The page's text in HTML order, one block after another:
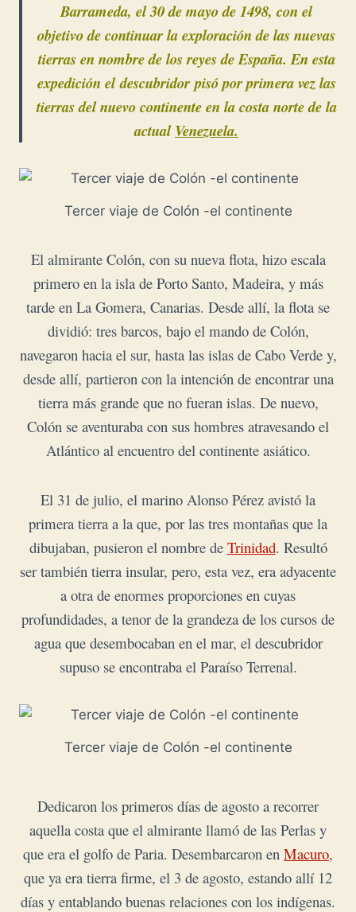
Barrameda, el 30 de mayo de 1498, con el
objetivo de continuar la exploración de las nuevas
tierras en nombre de los reyes de España. En esta
expedición eldescubridorpisó por primera vez las
tierras del nuevo continente en la costa norte de la
actualVenezuela.
Tercer viaje de Colón -el continente
El almirante Colón, con su nueva flota, hizo escala
primero en la isla de Porto Santo, Madeira, y más
tarde en La Gomera, Canarias. Desde allí, la flota se
dividió: tres barcos, bajo el mando de Colón,
navegaron hacia el sur, hasta las islas de Cabo Verde y,
desde allí, partieron con la intención de encontrar una
tierra más grande que no fueran islas. De nuevo,
Colón se aventuraba con sus hombres atravesando el
Atlántico al encuentro del continente asiático.
El 31 de julio, el marino Alonso Pérez avistó la
primera tierra a la que, por las tres montañas que la
dibujaban, pusieron el nombre de Trinidad. Resultó
ser también tierra insular, pero, esta vez, era adyacente
a otra de enormes proporciones en cuyas
profundidades, a tenor de la grandeza de los cursos de
agua que desembocaban en el mar, el descubridor
supuso se encontraba el Paraíso Terrenal.
Tercer viaje de Colón -el continente
Dedicaron los primeros días de agosto a recorrer
aquella costa que el almirante llamó de las Perlas y
que era el golfo de Paria. Desembarcaron en Macuro,
que ya era tierra firme, el 3 de agosto, estando allí 12
días y entablando buenas relaciones con los indígenas.